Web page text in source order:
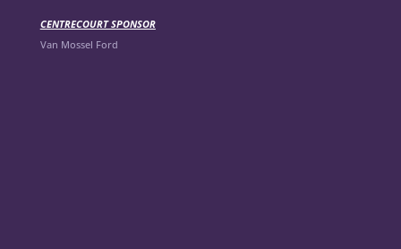
CENTRECOURT SPONSOR
Van Mossel Ford